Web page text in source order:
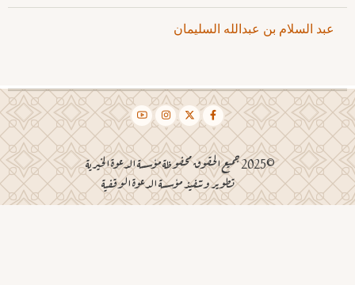
عبد السلام بن عبدالله السليمان
©2025 جميع الحقوق محفوظة مؤسسة الدعوة الخيرية
تطوير وتنفيذ مؤسسة الدعوة الوقفية